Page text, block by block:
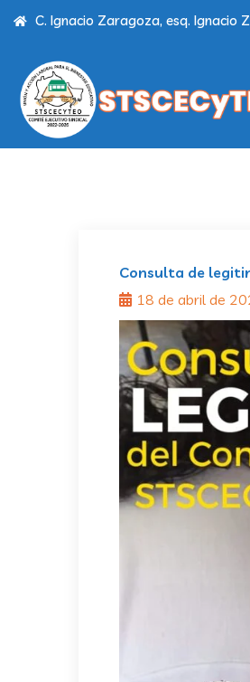
C. Ignacio Zaragoza, esq. Ignacio
Consulta de
18 de abril de